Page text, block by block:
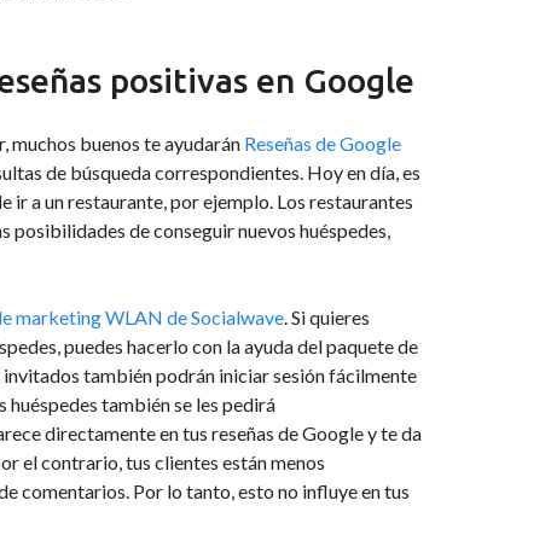
positivas en Google
muchos buenos te ayudarán Reseñas de Google
de búsqueda correspondientes. Hoy en día, es
ir a un restaurante, por ejemplo. Los restaurantes
posibilidades de conseguir nuevos huéspedes,
marketing WLAN de Socialwave. Si quieres
puedes hacerlo con la ayuda del paquete de
también podrán iniciar sesión fácilmente
también se les pedirá
directamente en tus reseñas de Google y te da
el contrario, tus clientes están menos
comentarios. Por lo tanto, esto no influye en tus